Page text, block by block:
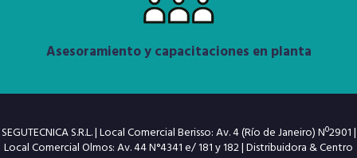
Asesoramiento y capacitaciones en planta
SEGUTECNICA S.R.L. | Local Comercial Berisso: Av. 4 (Río de Janeiro) Nº2901 |
Local Comercial Olmos: Av. 44 N°4341 e/ 181 y 182 | Distribuidora & Centro